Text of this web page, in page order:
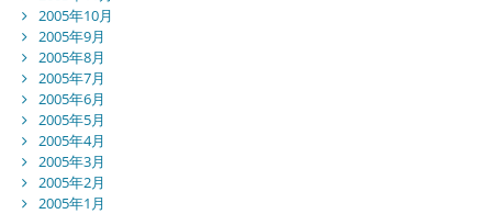
2005年10月
2005年9月
2005年8月
2005年7月
2005年6月
2005年5月
2005年4月
2005年3月
2005年2月
2005年1月